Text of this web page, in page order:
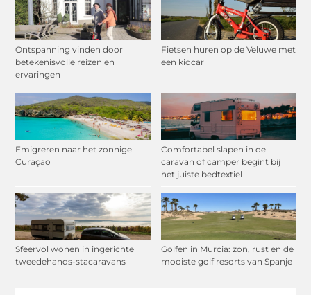
Ontspanning vinden door
betekenisvolle reizen en
ervaringen
Fietsen huren op de Veluwe met
een kidcar
Emigreren naar het zonnige
Curaçao
Comfortabel slapen in de
caravan of camper begint bij
het juiste bedtextiel
Sfeervol wonen in ingerichte
tweedehands-stacaravans
Golfen in Murcia: zon, rust en de
mooiste golf resorts van Spanje